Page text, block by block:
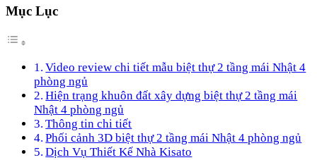
Mục Lục
Video review chi tiết mẫu biệt thự 2 tầng mái Nhật 4
phòng ngủ
Hiện trạng khuôn đất xây dựng biệt thự 2 tầng mái
Nhật 4 phòng ngủ
Thông tin chi tiết
Phối cảnh 3D biệt thự 2 tầng mái Nhật 4 phòng ngủ
Dịch Vụ Thiết Kế Nhà Kisato